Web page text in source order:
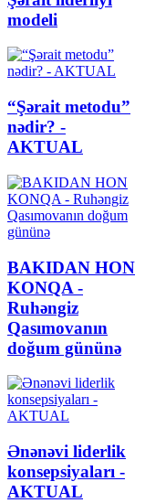
modeli
“Şərait metodu”
nədir? -
AKTUAL
BAKIDAN HON
KONQA -
Ruhəngiz
Qasımovanın
doğum gününə
Ənənəvi liderlik
konsepsiyaları -
AKTUAL